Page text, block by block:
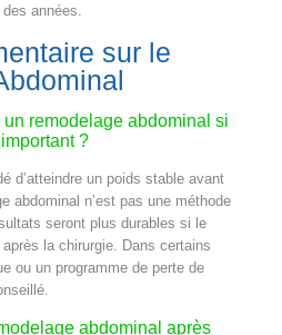
années.
sur le
remodelage abdominal si
?
d’atteindre un poids stable avant
abdominal n’est pas une méthode
seront plus durables si le
la chirurgie. Dans certains
ou un programme de perte de
abdominal après